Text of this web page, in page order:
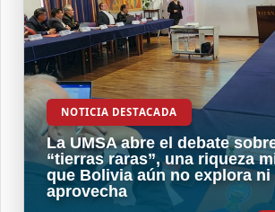
NOTICIA DESTACADA
La UMSA abre el debate
“tierras raras”, una riqueza
que Bolivia aún no explora ni
aprovecha